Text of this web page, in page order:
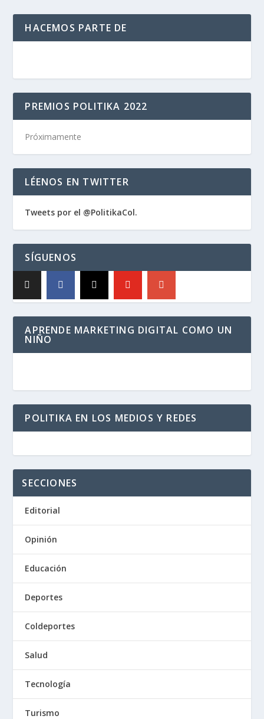
HACEMOS PARTE DE
PREMIOS POLITIKA 2022
Próximamente
LÉENOS EN TWITTER
Tweets por el @PolitikaCol.
SÍGUENOS
APRENDE MARKETING DIGITAL COMO UN
NIÑO
POLITIKA EN LOS MEDIOS Y REDES
SECCIONES
Editorial
Opinión
Educación
Deportes
Coldeportes
Salud
Tecnología
Turismo